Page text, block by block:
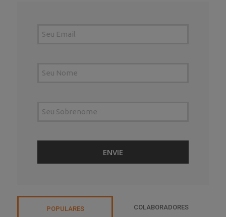
POPULARES COLABORADORES